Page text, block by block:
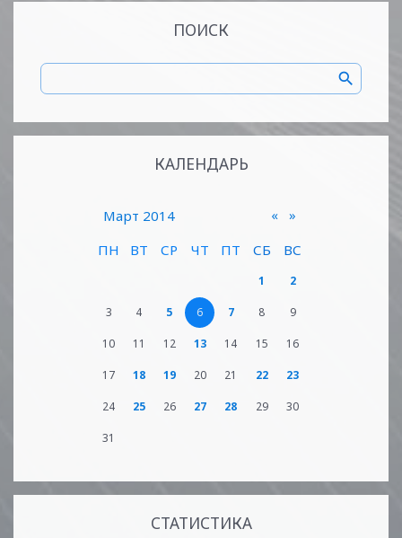
ПОИСК
КАЛЕНДАРЬ
«
Март 2014
»
ПН
ВТ СР ЧТ ПТ СБ ВС
1 2
3 4 5 6 7 8 9
10 11 12 13 14 15 16
17 18 19 20 21 22 23
24 25 26 27 28 29 30
31
СТАТИСТИКА